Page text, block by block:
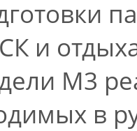
и
М3
в